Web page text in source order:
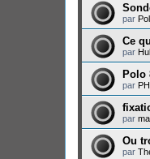
par
Ce
par
Polo
par
par
Ou
par